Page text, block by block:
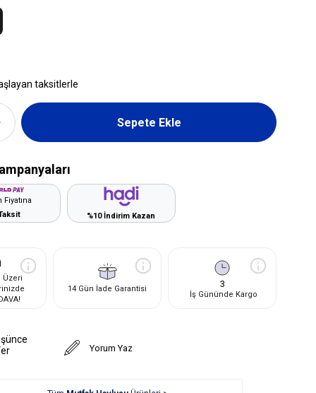
taksitlerle
Fiyatına
%10 İndirim Kazan
Üzeri
14 Gün İade Garantisi 3
İş Gününde Kargo
Yorum Yaz